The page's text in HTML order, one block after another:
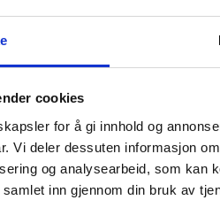
cookies
for å gi innhold og
Vi deler dessuten informasjon
og analysearbeid, som kan
inn gjennom din bruk av